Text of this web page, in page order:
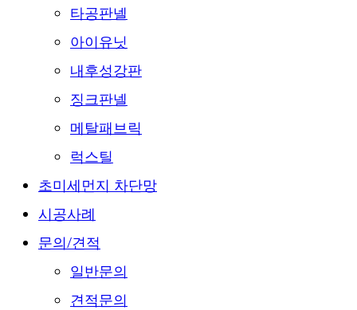
타공판넬
아이유닛
내후성강판
징크판넬
메탈패브릭
럭스틸
초미세먼지 차단망
시공사례
문의/견적
일반문의
견적문의